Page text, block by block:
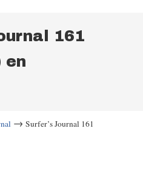
161
en
→ Surfer’s Journal 161